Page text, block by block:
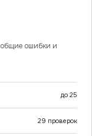
ошибки и
до 25
29 проверок